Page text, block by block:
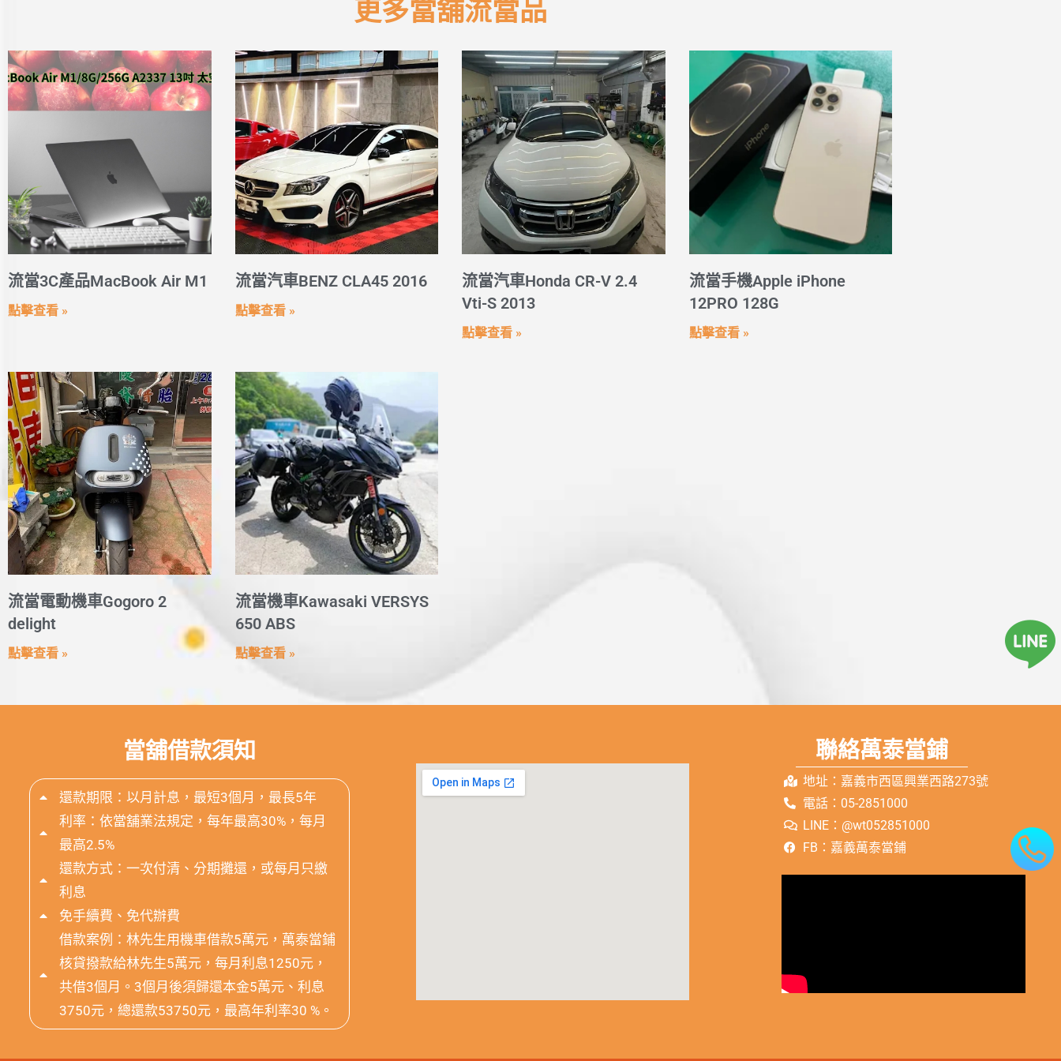
更多當舖流當品
流當3C產品MacBook Air M1
點擊查看 »
流當汽車BENZ CLA45 2016
點擊查看 »
流當汽車Honda CR-V 2.4
Vti-S 2013
點擊查看 »
流當手機Apple iPhone
12PRO 128G
點擊查看 »
流當電動機車Gogoro 2
delight
點擊查看 »
流當機車Kawasaki VERSYS
650 ABS
點擊查看 »
當舖借款須知
還款期限：以月計息，最短3個月，最長5年
利率：依當舖業法規定，每年最高30%，每月
最高2.5%
還款方式：一次付清、分期攤還，或每月只繳
利息
免手續費、免代辦費
借款案例：林先生用機車借款5萬元，萬泰當鋪
核貸撥款給林先生5萬元，每月利息1250元，
共借3個月。3個月後須歸還本金5萬元、利息
3750元，總還款53750元，最高年利率30 %。
聯絡萬泰當鋪
地址：嘉義市西區興業西路273號
電話：05-2851000
LINE：@wt052851000
FB：嘉義萬泰當鋪